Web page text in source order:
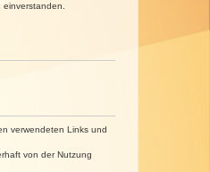
verwendeten Links und
von der Nutzung